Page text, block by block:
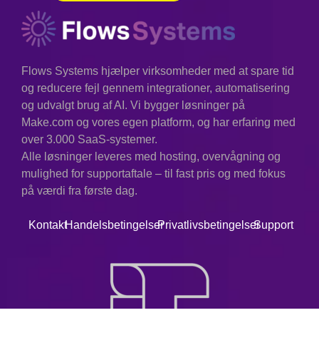
Flows Systems hjælper virksomheder med at spare tid
og reducere fejl gennem integrationer, automatisering
og udvalgt brug af AI. Vi bygger løsninger på
Make.com og vores egen platform, og har erfaring med
over 3.000 SaaS-systemer.
Alle løsninger leveres med hosting, overvågning og
mulighed for supportaftale – til fast pris og med fokus
på værdi fra første dag.
KontaktHandelsbetingelserPrivatlivsbetingelserSupport